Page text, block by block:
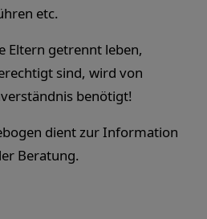
etc.
getrennt leben,
sind, wird von
benötigt!
dient zur Information
Beratung.